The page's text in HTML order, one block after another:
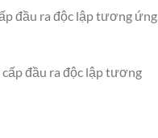
đầu ra độc lập tương ứng.
đầu ra độc lập tương